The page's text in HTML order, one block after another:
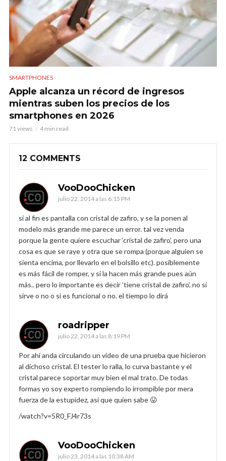
SMARTPHONES
Apple alcanza un récord de ingresos
mientras suben los precios de los
smartphones en 2026
71 views 4 min read
12 COMMENTS
VooDooChicken
julio 22, 2014 a las 6:15 PM
si al fin es pantalla con cristal de zafiro, y se la ponen al
modelo más grande me parece un error. tal vez venda
porque la gente quiere escuchar ‘cristal de zafiro’, pero una
cosa es que se raye y otra que se rompa (porque alguien se
sienta encima, por llevarlo en el bolsillo etc). posiblemente
es más fácil de romper, y si la hacen más grande pues aún
más.. pero lo importante es decir ‘tiene cristal de zafiro’, no si
sirve o no o si es funcional o no. el tiempo lo dirá
roadripper
julio 22, 2014 a las 8:19 PM
Por ahí anda circulando un video de una prueba que hicieron
al dichoso cristal. El tester lo ralla, lo curva bastante y el
cristal parece soportar muy bien el mal trato. De todas
formas yo soy experto rompiendo lo irrompible por mera
fuerza de la estupidez, así que quien sabe 😛
/watch?v=5R0_FJ4r73s
VooDooChicken
julio 23, 2014 a las 10:38 AM